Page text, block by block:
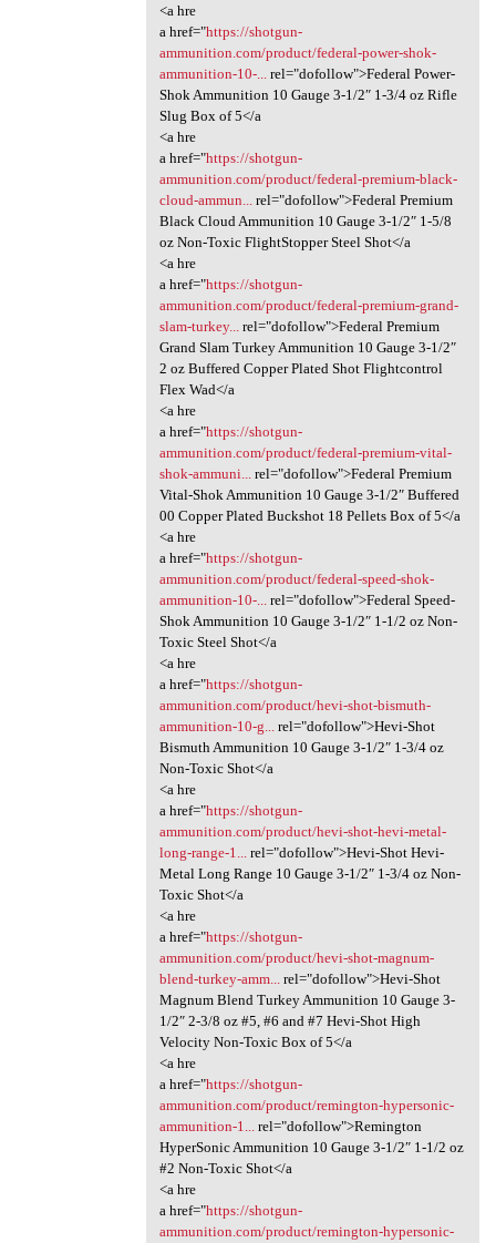
<a hre
a href="https://shotgun-
ammunition.com/product/federal-power-shok-
ammunition-10-...rel="dofollow">Federal Power-
Shok Ammunition 10 Gauge 3-1/2″ 1-3/4 oz Rifle
Slug Box of 5</a
<a hre
a href="https://shotgun-
ammunition.com/product/federal-premium-black-
cloud-ammun...rel="dofollow">Federal Premium
Black Cloud Ammunition 10 Gauge 3-1/2″ 1-5/8
oz Non-Toxic FlightStopper Steel Shot</a
<a hre
a href="https://shotgun-
ammunition.com/product/federal-premium-grand-
slam-turkey...rel="dofollow">Federal Premium
Grand Slam Turkey Ammunition 10 Gauge 3-1/2″
2 oz Buffered Copper Plated Shot Flightcontrol
Flex Wad</a
<a hre
a href="https://shotgun-
ammunition.com/product/federal-premium-vital-
shok-ammuni...rel="dofollow">Federal Premium
Vital-Shok Ammunition 10 Gauge 3-1/2″ Buffered
00 Copper Plated Buckshot 18 Pellets Box of 5</a
<a hre
a href="https://shotgun-
ammunition.com/product/federal-speed-shok-
ammunition-10-...rel="dofollow">Federal Speed-
Shok Ammunition 10 Gauge 3-1/2″ 1-1/2 oz Non-
Toxic Steel Shot</a
<a hre
a href="https://shotgun-
ammunition.com/product/hevi-shot-bismuth-
ammunition-10-g...rel="dofollow">Hevi-Shot
Bismuth Ammunition 10 Gauge 3-1/2″ 1-3/4 oz
Non-Toxic Shot</a
<a hre
a href="https://shotgun-
ammunition.com/product/hevi-shot-hevi-metal-
long-range-1...rel="dofollow">Hevi-Shot Hevi-
Metal Long Range 10 Gauge 3-1/2″ 1-3/4 oz Non-
Toxic Shot</a
<a hre
a href="https://shotgun-
ammunition.com/product/hevi-shot-magnum-
blend-turkey-amm...rel="dofollow">Hevi-Shot
Magnum Blend Turkey Ammunition 10 Gauge 3-
1/2″ 2-3/8 oz #5, #6 and #7 Hevi-Shot High
Velocity Non-Toxic Box of 5</a
<a hre
a href="https://shotgun-
ammunition.com/product/remington-hypersonic-
ammunition-1...rel="dofollow">Remington
HyperSonic Ammunition 10 Gauge 3-1/2″ 1-1/2 oz
#2 Non-Toxic Shot</a
<a hre
a href="https://shotgun-
ammunition.com/product/remington-hypersonic-